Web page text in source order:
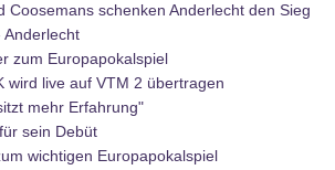
Coosemans schenken Anderlecht den Sieg
Anderlecht
zum Europapokalspiel
wird live auf VTM 2 übertragen
mehr Erfahrung"
sein Debüt
wichtigen Europapokalspiel